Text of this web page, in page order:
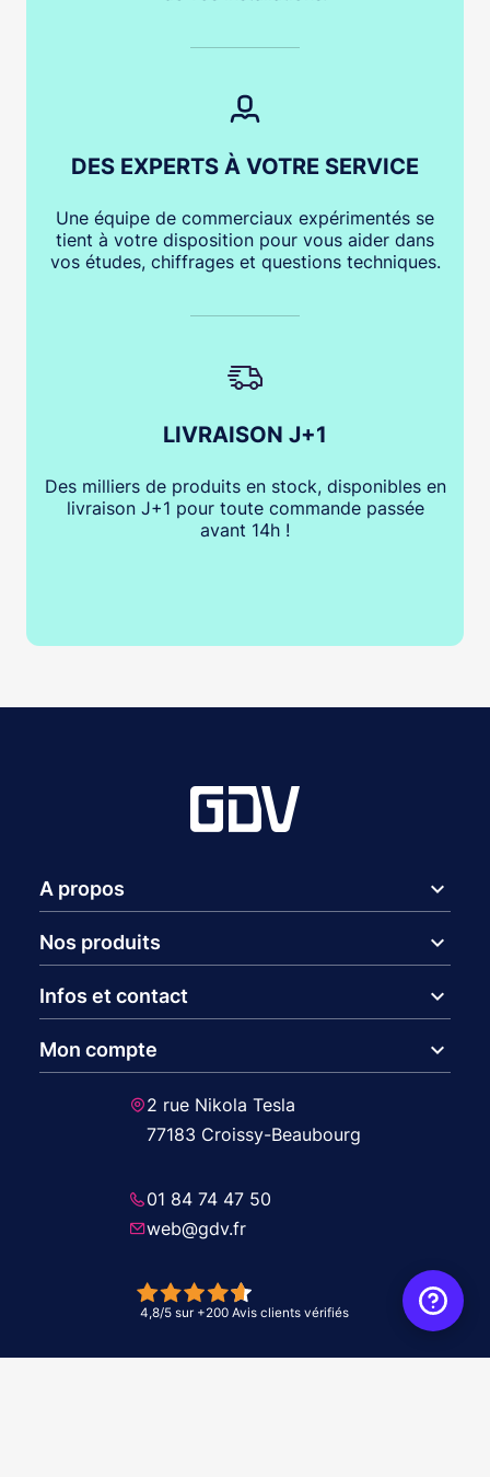
DES EXPERTS À VOTRE SERVICE
Une équipe de commerciaux expérimentés se
tient à votre disposition pour vous aider dans
vos études, chiffrages et questions techniques.
LIVRAISON J+1
Des milliers de produits en stock, disponibles en
livraison J+1 pour toute commande passée
avant 14h !
A propos expand_more
Nos produits expand_more
Infos et contact expand_more
Mon compte expand_more
2 rue Nikola Tesla
77183 Croissy-Beaubourg
01 84 74 47 50
web@gdv.fr